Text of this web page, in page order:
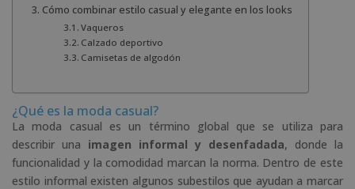
Cómo combinar estilo casual y elegante en los looks
Vaqueros
Calzado deportivo
Camisetas de algodón
¿Qué es la moda casual?
La moda casual es un término global que se utiliza para
describir una imagen informal y desenfadada, donde la
funcionalidad y la comodidad marcan la norma. Dentro de este
estilo informal existen algunos subestilos que ayudan a marcar